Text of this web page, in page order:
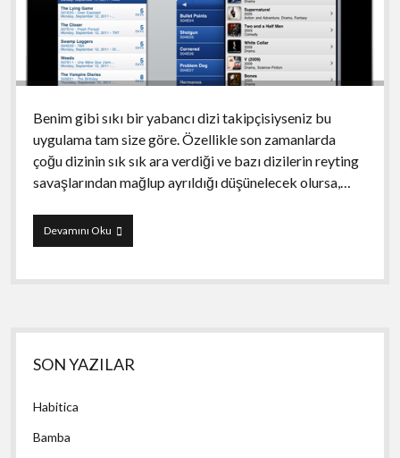
Benim gibi sıkı bir yabancı dizi takipçisiyseniz bu
uygulama tam size göre. Özellikle son zamanlarda
çoğu dizinin sık sık ara verdiği ve bazı dizilerin reyting
savaşlarından mağlup ayrıldığı düşünelecek olursa,…
Devamını OkuiTV
Shows
dizileri
Yan
Menü
SON YAZILAR
Habitica
Bamba